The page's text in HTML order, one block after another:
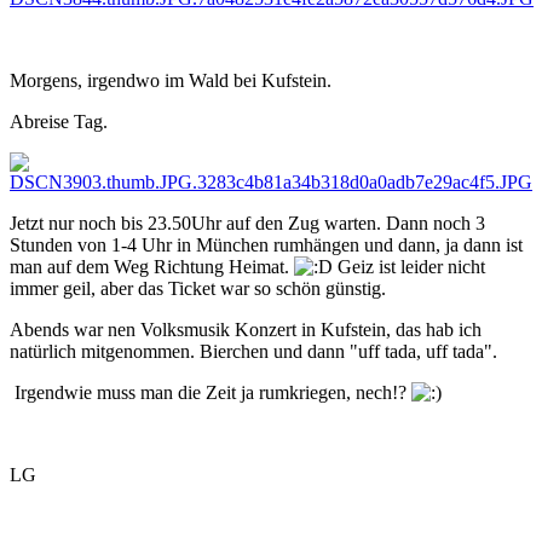
Morgens, irgendwo im Wald bei Kufstein.
Abreise Tag.
Jetzt nur noch bis 23.50Uhr auf den Zug warten. Dann noch 3
Stunden von 1-4 Uhr in München rumhängen und dann, ja dann ist
man auf dem Weg Richtung Heimat.
Geiz ist leider nicht
immer geil, aber das Ticket war so schön günstig.
Abends war nen Volksmusik Konzert in Kufstein, das hab ich
natürlich mitgenommen. Bierchen und dann "uff tada, uff tada".
Irgendwie muss man die Zeit ja rumkriegen, nech!?
LG